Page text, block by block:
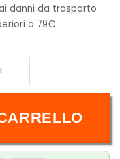
danni da trasporto
a 79€
- The Corinthian 1641